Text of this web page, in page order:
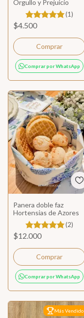
Orgullo y Prejuicio
(1)
$4.500
Comprar por WhatsApp
Panera doble faz
Hortensias de Azores
(2)
$12.000
Comprar por WhatsApp
Más Vendido